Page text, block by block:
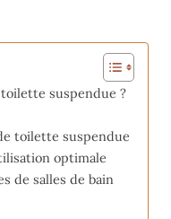
suspendue ?
toilette suspendue
optimale
de salles de bain